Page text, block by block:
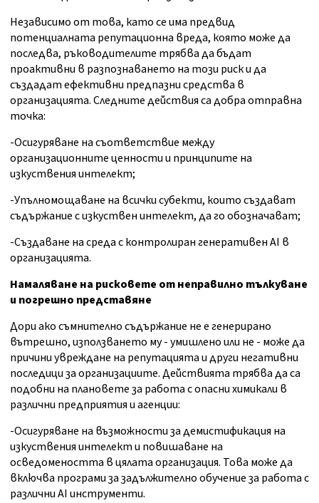
Независимо от това, като се има предвид
потенциалната репутационна вреда, която може да
последва, ръководителите трябва да бъдат
проактивни в разпознаването на този риск и да
създадат ефективни предпазни средства в
организацията. Следните действия са добра отправна
точка:
-Осигуряване на съответствие между
организационните ценности и принципите на
изкуствения интелект;
-Упълномощаване на всички субекти, които създават
съдържание с изкуствен интелект, да го обозначават;
-Създаване на среда с контролиран генеративен AI в
организацията.
Намаляване на рисковете от неправилно тълкуване
и погрешно представяне
Дори ако съмнително съдържание не е генерирано
вътрешно, използването му - умишлено или не - може да
причини увреждане на репутацията и други негативни
последици за организациите. Действията трябва да са
подобни на плановете за работа с опасни химикали в
различни предприятия и агенции:
-Осигуряване на възможности за демистификация на
изкуствения интелект и повишаване на
осведомеността в цялата организация. Това може да
включва програми за задължително обучение за работа с
различни AI инструменти.